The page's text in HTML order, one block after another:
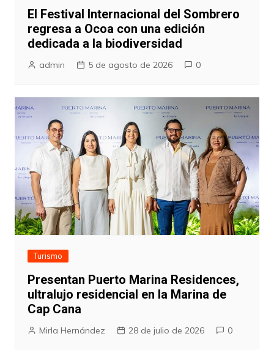
El Festival Internacional del Sombrero
regresa a Ocoa con una edición
dedicada a la biodiversidad
admin 5 de agosto de 2026 0
Turismo
Presentan Puerto Marina Residences,
ultralujo residencial en la Marina de
Cap Cana
Mirla Hernández 28 de julio de 2026 0